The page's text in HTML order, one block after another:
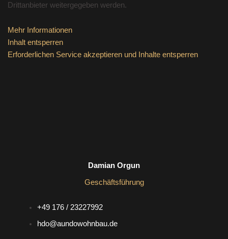
Drittanbieter weitergegeben werden.
Mehr Informationen
Inhalt entsperren
Erforderlichen Service akzeptieren und Inhalte entsperren
Damian Orgun
Geschäftsführung
+49 176 / 23227992
hdo@aundowohnbau.de